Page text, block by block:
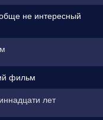
не интересный
фильм
лет